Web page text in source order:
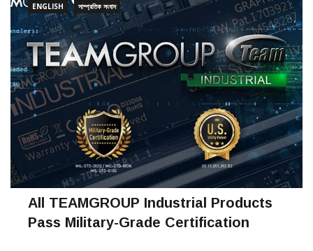
ENGLISH সাম্প্রতিক সংবাদ
All TEAMGROUP Industrial Products
Pass Military-Grade Certification